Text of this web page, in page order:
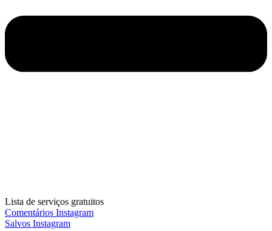
Lista de serviços gratuitos
Comentários Instagram
Salvos Instagram